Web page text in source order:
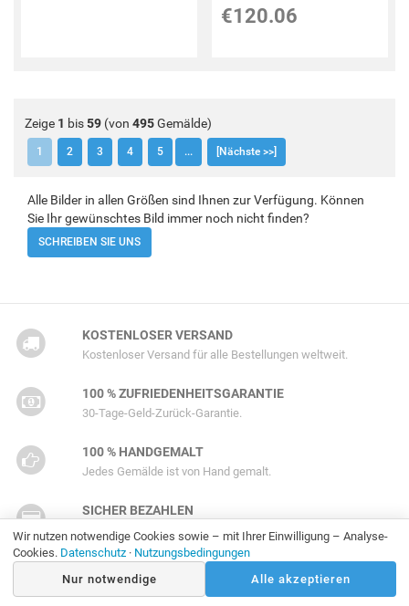
€120.06
Zeige 1 bis59 (von 495Gemälde)
1 2 3 4 5 ... [Nächste >>]
Alle Bilder in allen Größen sind Ihnen zur Verfügung. Können
Sie Ihr gewünschtes Bild immer noch nicht finden?
SCHREIBEN SIE UNS
KOSTENLOSER VERSAND
Kostenloser Versand für alle Bestellungen weltweit.
100 % ZUFRIEDENHEITSGARANTIE
30-Tage-Geld-Zurück-Garantie.
100 % HANDGEMALT
Jedes Gemälde ist von Hand gemalt.
SICHER BEZAHLEN
Bezahlen Sie einfach und sicher mit Kreditkarte.
Ausgezeichnet
Wir nutzen notwendige Cookies sowie – mit Ihrer Einwilligung – Analyse-
Cookies. Datenschutz · Nutzungsbedingungen
Nur notwendige
Alle akzeptieren